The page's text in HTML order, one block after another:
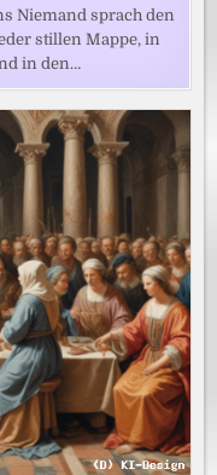
Niemand sprach den
stillen Mappe, in
in den…